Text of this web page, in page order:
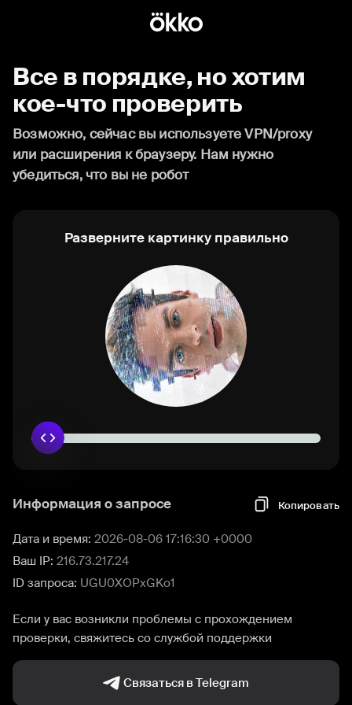
Все в порядке, но хотим
кое-что проверить
Возможно, сейчас вы используете VPN/proxy
или расширения к браузеру. Нам нужно
убедиться, что вы не робот
Разверните картинку правильно
Информация о запросе Копировать
Дата и время: 2026-08-06 17:16:30 +0000
Ваш IP: 216.73.217.24
ID запроса: UGU0XOPxGKo1
Если у вас возникли проблемы с прохождением
проверки, свяжитесь со службой поддержки
Связаться в Telegram